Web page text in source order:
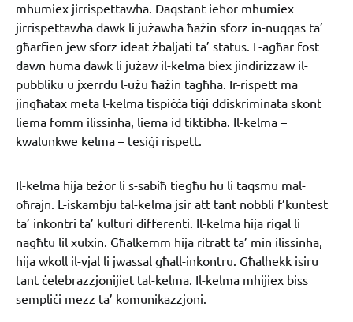
mhumiex jirrispettawha. Daqstant ieħor mhumiex
jirrispettawha dawk li jużawha ħażin sforz in-nuqqas ta’
għarfien jew sforz ideat żbaljati ta’ status. L-agħar fost
dawn huma dawk li jużaw il-kelma biex jindirizzaw il-
pubbliku u jxerrdu l-użu ħażin tagħha. Ir-rispett ma
jingħatax meta l-kelma tispiċċa tiġi ddiskriminata skont
liema fomm ilissinha, liema id tiktibha. Il-kelma –
kwalunkwe kelma – tesiġi rispett.
Il-kelma hija teżor li s-sabiħ tiegħu hu li taqsmu mal-
oħrajn. L-iskambju tal-kelma jsir att tant nobbli f’kuntest
ta’ inkontri ta’ kulturi differenti. Il-kelma hija rigal li
nagħtu lil xulxin. Għalkemm hija ritratt ta’ min ilissinha,
hija wkoll il-vjal li jwassal għall-inkontru. Għalhekk isiru
tant ċelebrazzjonijiet tal-kelma. Il-kelma mhijiex biss
sempliċi mezz ta’ komunikazzjoni.